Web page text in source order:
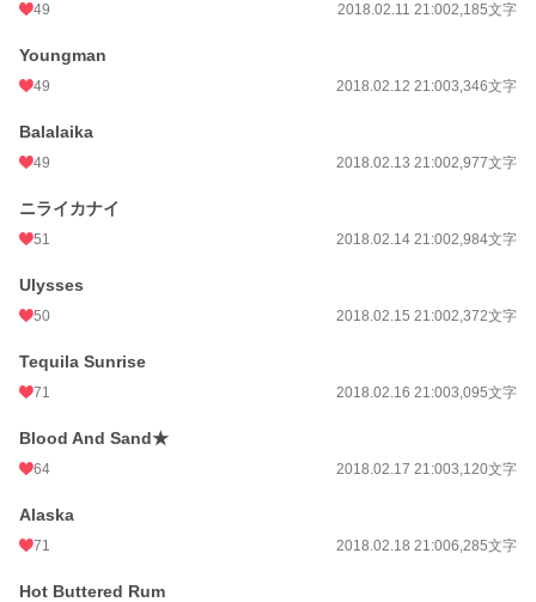
49 2018.02.11 21:002,185文字
Youngman
49 2018.02.12 21:003,346文字
Balalaika
49 2018.02.13 21:002,977文字
ニライカナイ
51 2018.02.14 21:002,984文字
Ulysses
50 2018.02.15 21:002,372文字
Tequila Sunrise
71 2018.02.16 21:003,095文字
Blood And Sand★
64 2018.02.17 21:003,120文字
Alaska
71 2018.02.18 21:006,285文字
Hot Buttered Rum